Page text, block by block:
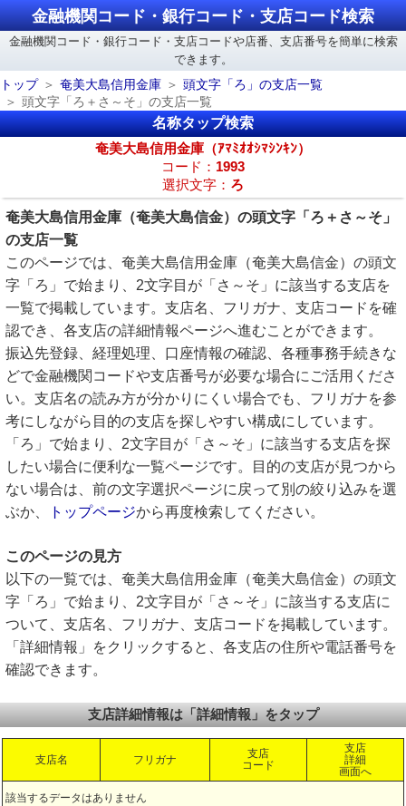
金融機関コード・銀行コード・支店コード検索
金融機関コード・銀行コード・支店コードや店番、支店番号を簡単に検索
できます。
トップ
奄美大島信用金庫
頭文字「ろ」の支店一覧
頭文字「ろ＋さ～そ」の支店一覧
名称タップ検索
奄美大島信用金庫（ｱﾏﾐｵｵｼﾏｼﾝｷﾝ）
コード： 1993
選択文字： ろ
奄美大島信用金庫（奄美大島信金）の頭文字「ろ＋さ～そ」
の支店一覧
このページでは、奄美大島信用金庫（奄美大島信金）の頭文
字「ろ」で始まり、2文字目が「さ～そ」に該当する支店を
一覧で掲載しています。支店名、フリガナ、支店コードを確
認でき、各支店の詳細情報ページへ進むことができます。
振込先登録、経理処理、口座情報の確認、各種事務手続きな
どで金融機関コードや支店番号が必要な場合にご活用くださ
い。支店名の読み方が分かりにくい場合でも、フリガナを参
考にしながら目的の支店を探しやすい構成にしています。
「ろ」で始まり、2文字目が「さ～そ」に該当する支店を探
したい場合に便利な一覧ページです。目的の支店が見つから
ない場合は、前の文字選択ページに戻って別の絞り込みを選
ぶか、
トップページから再度検索してください。
このページの見方
以下の一覧では、奄美大島信用金庫（奄美大島信金）の頭文
字「ろ」で始まり、2文字目が「さ～そ」に該当する支店に
ついて、支店名、フリガナ、支店コードを掲載しています。
「詳細情報」をクリックすると、各支店の住所や電話番号を
確認できます。
支店詳細情報は「詳細情報」をタップ
支店名 フリガナ
支店
コード
支店
詳細
画面へ
該当するデータはありません